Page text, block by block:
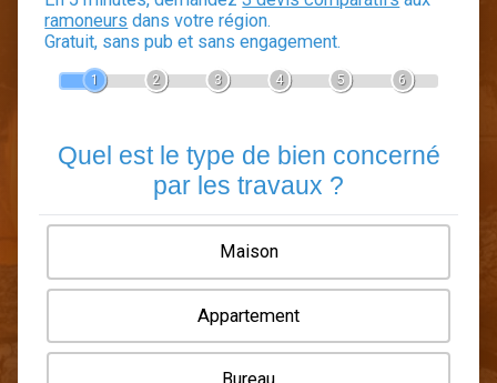
Devis Ramonage
En 5 minutes, demandez3 devis comparatifs
Gratuit, sans pub et sans engagement.
2 3 4
Quel est le type de bien
par les travaux ?